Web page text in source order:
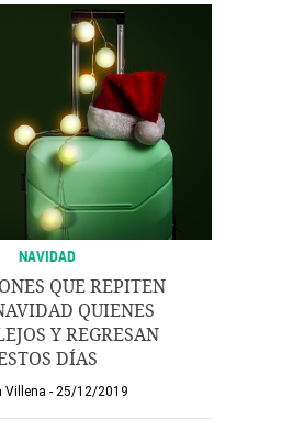
NAVIDAD
QUE REPITEN
QUIENES
Y REGRESAN
DÍAS
Villena 25/12/2019